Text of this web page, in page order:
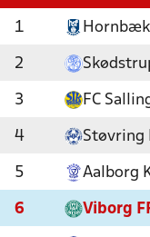
1 Hornbæk
2
3 FC
4 Støvring
5 Aalborg
6 Viborg